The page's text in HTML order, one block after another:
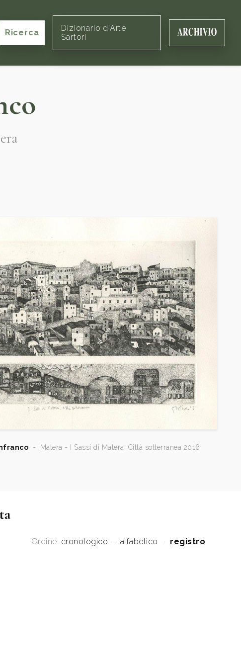
Ricerca
Dizionario d'Arte
Sartori
- Matera - I Sassi di Matera, Città sotterranea 2016
Ordine: cronologico - alfabetico - registro